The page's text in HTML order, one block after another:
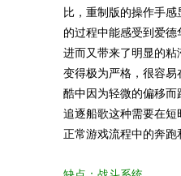
比，重制版的操作手
的过程中能感受到爱德
进而又带来了明显的
变得极为严格，很容
酷中因为轻微的偏移
追逐船歌这种需要在
正常游戏流程中的奔